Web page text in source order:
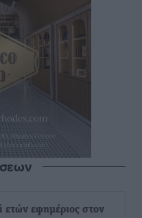
ετών εφημέριος στον